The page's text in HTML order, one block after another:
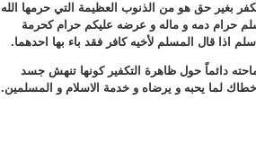
فتنة
التكفير
مغلقة
بغير حق هو من الذنوب العظيمة التي حرمها الله
حرام دمه و ماله و عرضه عليكم حرام كحرمة
اذا قال المسلم لأخيه كافر فقد باء بها احدهما.
دائماً حول ظاهرة التكفير كونها تنهش جسد
لما يحبه و يرضاه و خدمة الاسلام و المسلمين.